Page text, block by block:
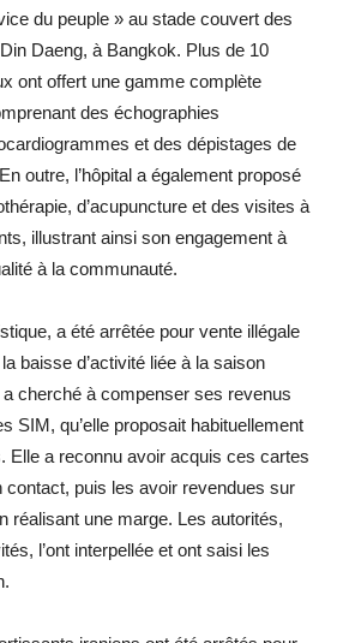
du peuple » au stade couvert des
Daeng, à Bangkok. Plus de 10
ont offert une gamme complète
des échographies
et des dépistages de
outre, l’hôpital a également proposé
d’acupuncture et des visites à
illustrant ainsi son engagement à
à la communauté.
a été arrêtée pour vente illégale
baisse d’activité liée à la saison
cherché à compenser ses revenus
SIM, qu’elle proposait habituellement
Elle a reconnu avoir acquis ces cartes
contact, puis les avoir revendues sur
réalisant une marge. Les autorités,
l’ont interpellée et ont saisi les